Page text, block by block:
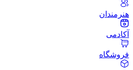
هنرمندان
آکادمی
فروشگاه